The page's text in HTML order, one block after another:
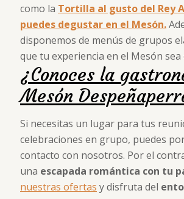
como la Tortilla al gusto del Rey
puedes degustar en el Mesón.
disponemos de menús de grupos
que tu experiencia en el Mesón sea
¿Conoces la
Mesón
Si necesitas un lugar para tus
celebraciones en grupo, puedes
contacto con nosotros. Por el
una escapada romántica con tu
nuestras ofertas y disfruta del